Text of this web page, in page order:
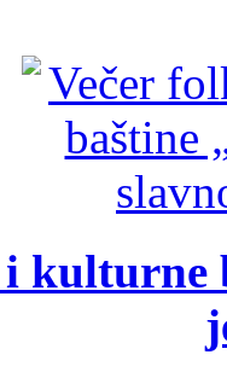
kulturne